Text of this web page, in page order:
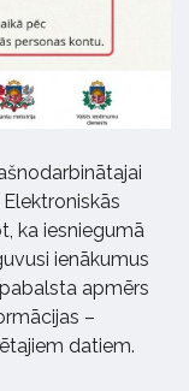
ka iesniegumā
ienākumus
apmērs
–
datiem.